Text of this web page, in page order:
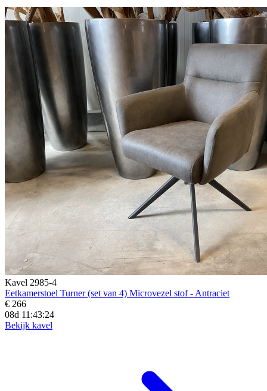
Kavel 2985-4
Eetkamerstoel Turner (set van 4) Microvezel stof - Antraciet
€ 266
08d 11:43:22
Bekijk kavel